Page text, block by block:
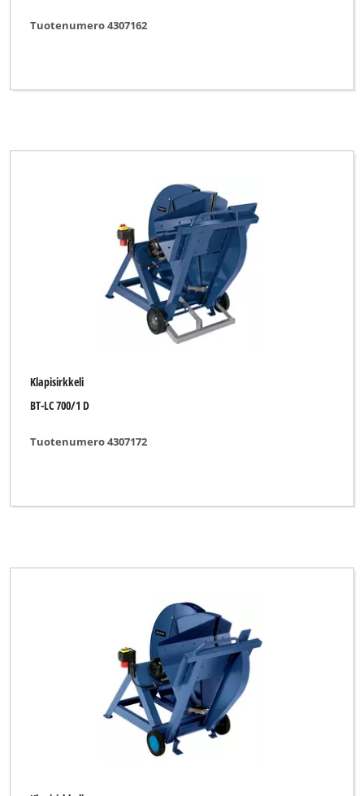
Tuotenumero 4307162
Klapisirkkeli
BT-LC 700/1 D
Tuotenumero 4307172